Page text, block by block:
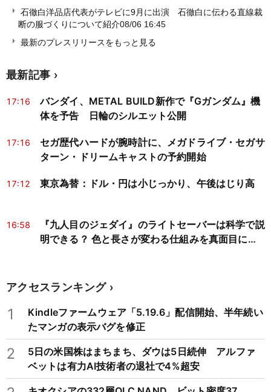
石徹白洋品店代表がテレビに9月に出演 石徹白に伝わる直線裁
断の服づくりについて紹介08/06 16:45
最新のプレスリリースをもっと見る
最新記事
17:16
バンダイ、METAL BUILD新作で『Gガンダム』機
体を予告 日輪のシルエット公開
17:16
セガ歴代ハードが腕時計に、メガドライブ・セガサ
ターン・ドリームキャストの予約開始
17:12 東京為替：ドル・円は小じっかり、午後はじり高
16:58
『九人目のジェダイ』のライトセーバーは科学で説
明できる？ 色と長さが変わる仕組みを真面目に検
アクセスランキング
1
Kindleファームウェア「5.19.6」配信開始、半年続い
たマンガの表示バグを修正
2
5日の米国株はまちまち、ダウは5日続伸 アルファ
ベットは有力AI技術者の退社で4%超安